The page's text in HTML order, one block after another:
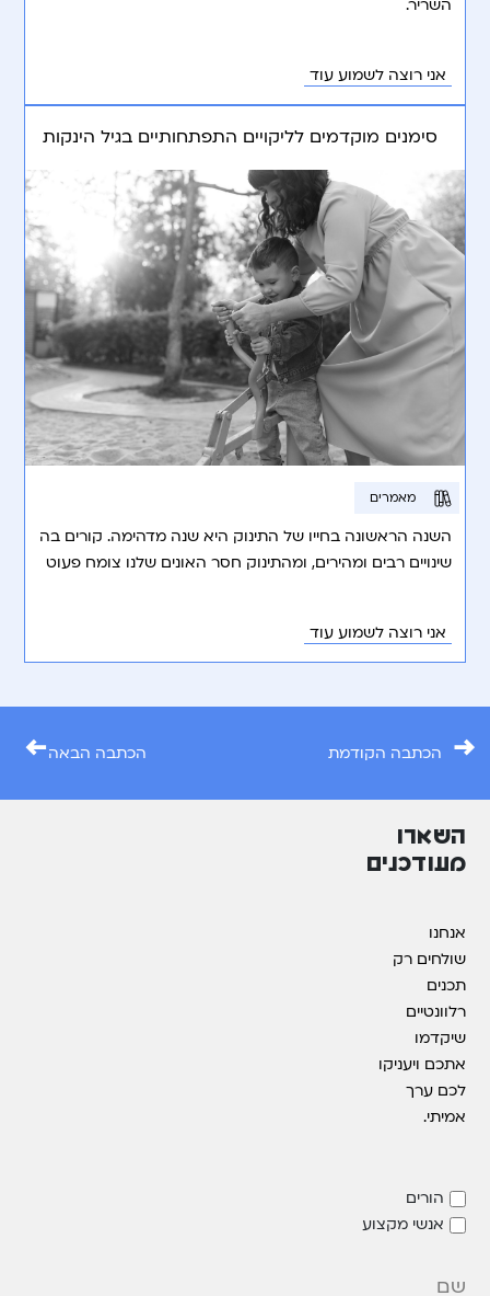
השריר.
אני רוצה לשמוע עוד
סימנים מוקדמים לליקויים התפתחותיים בגיל הינקות
מאמרים
השנה הראשונה בחייו של התינוק היא שנה מדהימה. קורים בה
שינויים רבים ומהירים, ומהתינוק חסר האונים שלנו צומח פעוט
אני רוצה לשמוע עוד
→ הכתבה הקודמת הכתבה הבאה←
השארו
מעודכנים
אנחנו
שולחים רק
תכנים
רלוונטיים
שיקדמו
אתכם ויעניקו
לכם ערך
אמיתי.
הורים
אנשי מקצוע